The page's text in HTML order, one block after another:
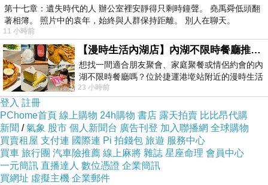
第十七章：遺失時代的人 辦公室裡安靜得只剩時鐘聲。 堯禹舜低頭翻
著相簿。 照片中的袁年，始終與人群保持距離。 別人在聊天。
11 小時前
【漫時生活內湖店】內湖不限時餐廳推薦｜捷運港墘站美食，聚餐、約會、家庭聚會首選，正餐甜點一次滿足
想找一間適合朋友聚會、家庭聚餐或情侶約會的內
湖不限時餐廳嗎？位於捷運港墘站附近的漫時生活
內湖店，從捷運站步行約4分鐘即可抵
23 小時前
登入 註冊
PChome首頁 線上購物 24h購物 書店 露天拍賣 比比昂代購
新聞 /氣象 股市 個人新聞台 廣告刊登 加入聯播網 全球購物
買賣租屋 支付連 國際連 Pi 拍錢包 旅遊 服務中心
買車 旅行團 汽車險推薦 線上麻將 雜誌 星座命理 會員中心
一元簡訊 直播達人 數位憑證 企業簡訊
買網址 虛擬主機 企業郵件